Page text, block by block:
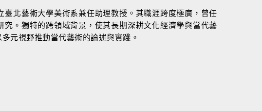
臺北藝術大學美術系兼任助理教授。其職涯跨度極廣，曾任
。獨特的跨領域背景，使其長期深耕文化經濟學與當代藝
元視野推動當代藝術的論述與實踐。